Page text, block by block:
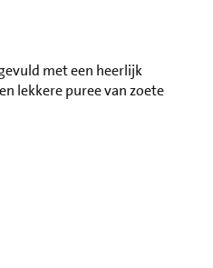
met een heerlijk
lekkere puree van zoete